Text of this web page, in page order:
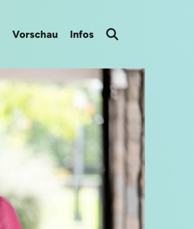
Vorschau Infos